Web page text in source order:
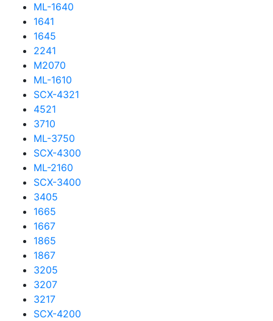
ML-1640
1641
1645
2241
M2070
ML-1610
SCX-4321
4521
3710
ML-3750
SCX-4300
ML-2160
SCX-3400
3405
1665
1667
1865
1867
3205
3207
3217
SCX-4200